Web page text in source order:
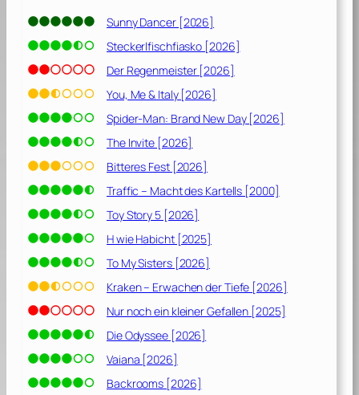
Sunny Dancer [2026]
Steckerlfischfiasko [2026]
Der Regenmeister [2026]
You, Me & Italy [2026]
Spider-Man: Brand New Day [2026]
The Invite [2026]
Bitteres Fest [2026]
Traffic – Macht des Kartells [2000]
Toy Story 5 [2026]
H wie Habicht [2025]
To My Sisters [2026]
Kraken – Erwachen der Tiefe [2026]
Nur noch ein kleiner Gefallen [2025]
Die Odyssee [2026]
Vaiana [2026]
Backrooms [2026]